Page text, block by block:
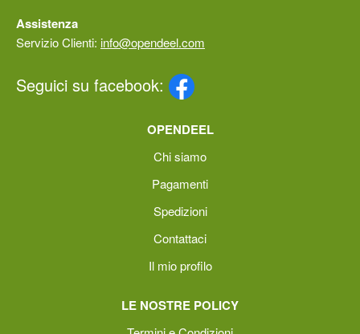
Assistenza
Servizio Clienti: info@opendeel.com
Seguici su facebook:
OPENDEEL
Chi siamo
Pagamenti
Spedizioni
Contattaci
Il mio profilo
LE NOSTRE POLICY